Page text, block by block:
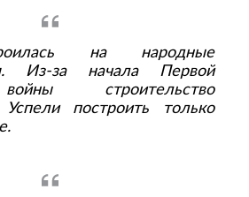
на народные
Из-за начала Первой
строительство
Успели построить только